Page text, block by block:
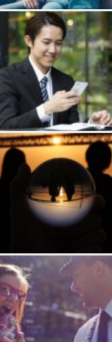
感動
心の処方箋
カルチャー・トレン
驚き